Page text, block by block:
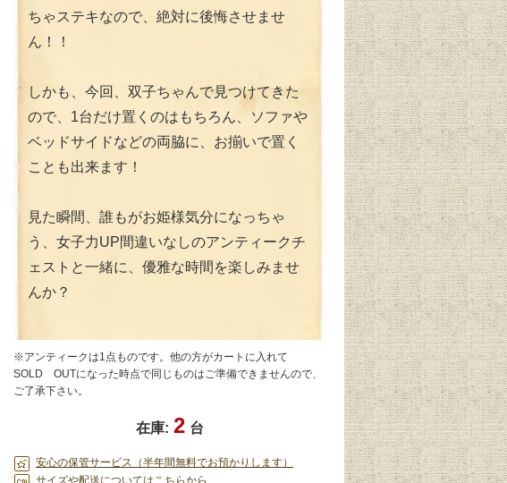
ちゃステキなので、絶対に後悔させませ
ん！！
しかも、今回、双子ちゃんで見つけてきた
ので、1台だけ置くのはもちろん、ソファや
ベッドサイドなどの両脇に、お揃いで置く
ことも出来ます！
見た瞬間、誰もがお姫様気分になっちゃ
う、女子力UP間違いなしのアンティークチ
ェストと一緒に、優雅な時間を楽しみませ
んか？
※アンティークは1点ものです。他の方がカートに入れて
SOLD OUTになった時点で同じものはご準備できませんので、
ご了承下さい。
在庫: 2 台
安心の保管サービス（半年間無料でお預かりします）